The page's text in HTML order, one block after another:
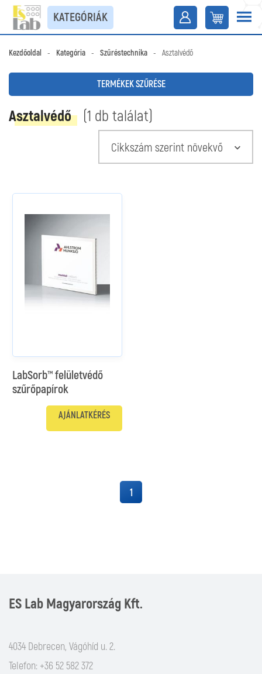
KATEGÓRIÁK
Kezdőoldal - Kategória - Szűréstechnika - Asztalvédő
TERMÉKEK SZŰRÉSE
Asztalvédő (1 db találat)
Cikkszám szerint növekvő
LabSorb™ felületvédő
szűrőpapírok
AJÁNLATKÉRÉS
1
ES Lab Magyarország Kft.
4034 Debrecen, Vágóhíd u. 2.
Telefon: +36 52 582 372